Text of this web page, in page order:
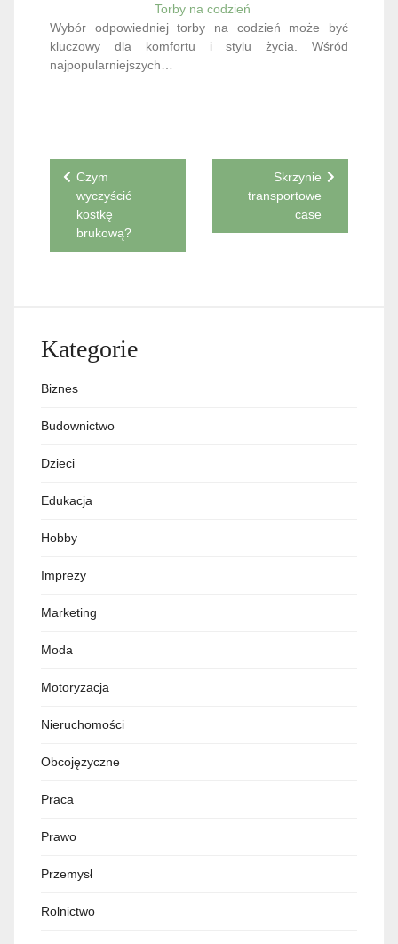
Torby na codzień
Wybór odpowiedniej torby na codzień może być
kluczowy dla komfortu i stylu życia. Wśród
najpopularniejszych…
Nawigacja
wpisu
Czym
wyczyścić
kostkę
brukową?
Skrzynie
transportowe
case
Kategorie
Biznes
Budownictwo
Dzieci
Edukacja
Hobby
Imprezy
Marketing
Moda
Motoryzacja
Nieruchomości
Obcojęzyczne
Praca
Prawo
Przemysł
Rolnictwo